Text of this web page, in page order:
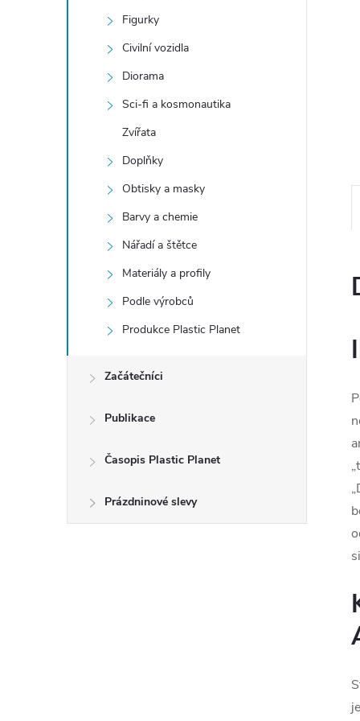
Figurky
Civilní vozidla
Diorama
Sci-fi a kosmonautika
Zvířata
Doplňky
Obtisky a masky
Barvy a chemie
Nářadí a štětce
Materiály a profily
Podle výrobců
Produkce Plastic Planet
Začátečníci
Publikace
Časopis Plastic Planet
Prázdninové slevy